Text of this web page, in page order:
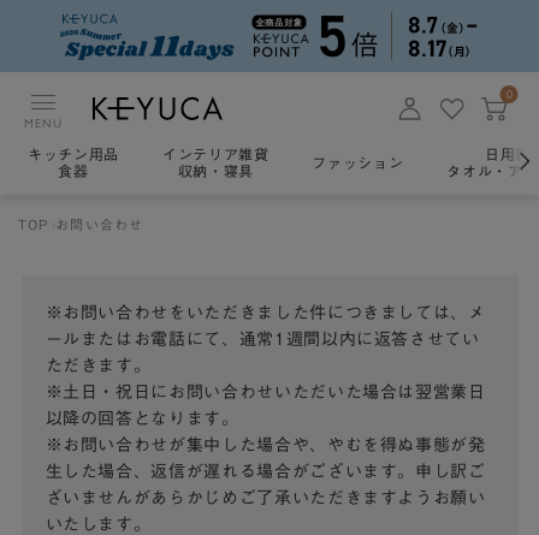
MENU
0
キッチン用品
食器
インテリア雑貨
収納・寝具
ファッション
日用雑
タオル・ア
TOP お問い合わせ
※お問い合わせをいただきました件につきましては、メ
ールまたはお電話にて、通常1週間以内に返答させてい
ただきます。
※土日・祝日にお問い合わせいただいた場合は翌営業日
以降の回答となります。
※お問い合わせが集中した場合や、やむを得ぬ事態が発
生した場合、返信が遅れる場合がございます。申し訳ご
ざいませんがあらかじめご了承いただきますようお願い
いたします。